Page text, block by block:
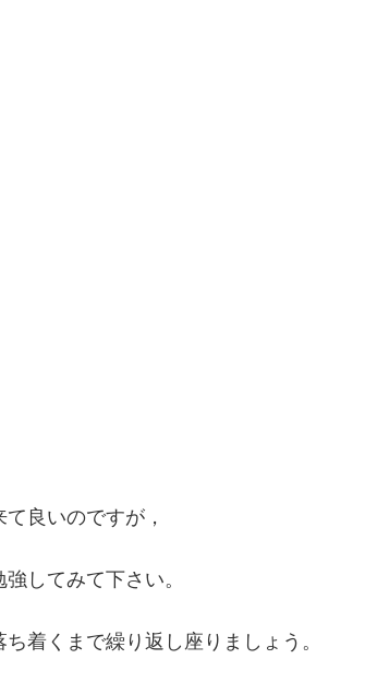
良いのですが，
してみて下さい。
着くまで繰り返し座りましょう。